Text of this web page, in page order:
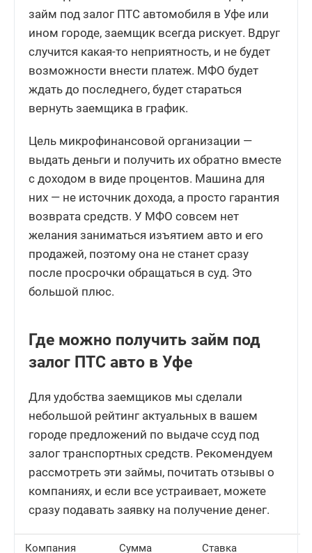
займ под залог ПТС автомобиля в Уфе или
ином городе, заемщик всегда рискует. Вдруг
случится какая-то неприятность, и не будет
возможности внести платеж. МФО будет
ждать до последнего, будет стараться
вернуть заемщика в график.
Цель микрофинансовой организации —
выдать деньги и получить их обратно вместе
с доходом в виде процентов. Машина для
них — не источник дохода, а просто гарантия
возврата средств. У МФО совсем нет
желания заниматься изъятием авто и его
продажей, поэтому она не станет сразу
после просрочки обращаться в суд. Это
большой плюс.
Где можно получить займ под
залог ПТС авто в Уфе
Для удобства заемщиков мы сделали
небольшой рейтинг актуальных в вашем
городе предложений по выдаче ссуд под
залог транспортных средств. Рекомендуем
рассмотреть эти займы, почитать отзывы о
компаниях, и если все устраивает, можете
сразу подавать заявку на получение денег.
Компания Сумма Ставка